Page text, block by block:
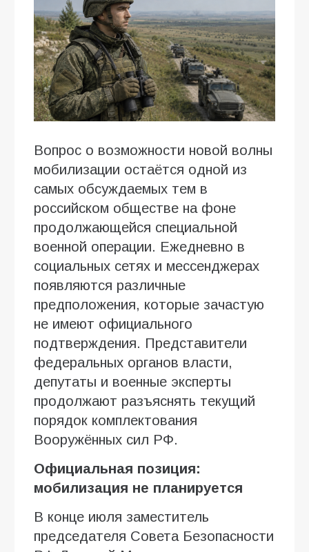
Вопрос о возможности новой волны
мобилизации остаётся одной из
самых обсуждаемых тем в
российском обществе на фоне
продолжающейся специальной
военной операции. Ежедневно в
социальных сетях и мессенджерах
появляются различные
предположения, которые зачастую
не имеют официального
подтверждения. Представители
федеральных органов власти,
депутаты и военные эксперты
продолжают разъяснять текущий
порядок комплектования
Вооружённых сил РФ.
Официальная позиция:
мобилизация не планируется
В конце июля заместитель
председателя Совета Безопасности